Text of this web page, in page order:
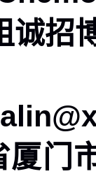
诚招
厦门